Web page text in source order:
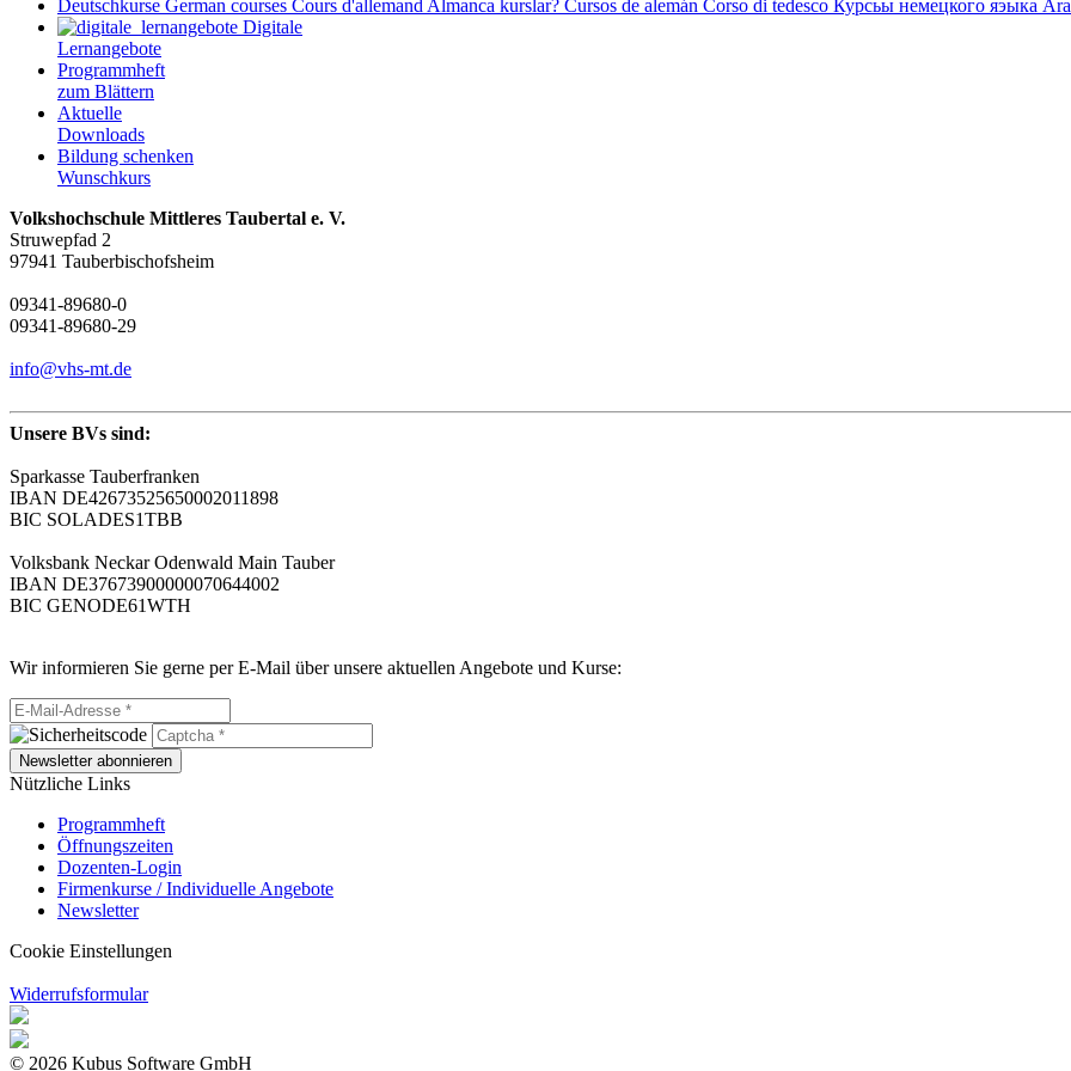
Deutschkurse German courses Cours d'allemand Almanca kurslar? Cursos de alemán Corso di tedesco Курсьы немецкого яэыка
Digitale
Lernangebote
Programmheft
zum Blättern
Aktuelle
Downloads
Bildung schenken
Wunschkurs
Volkshochschule Mittleres Taubertal e. V.
Struwepfad 2
97941 Tauberbischofsheim
09341-89680-0
09341-89680-29
info@vhs-mt.de
Unsere BVs sind:
Sparkasse Tauberfranken
IBAN DE42673525650002011898
BIC SOLADES1TBB
Volksbank Neckar Odenwald Main Tauber
IBAN DE37673900000070644002
BIC GENODE61WTH
Wir informieren Sie gerne per E-Mail über unsere aktuellen Angebote und Kurse:
Newsletter abonnieren
Nützliche Links
Programmheft
Öffnungszeiten
Dozenten-Login
Firmenkurse / Individuelle Angebote
Newsletter
Cookie Einstellungen
Widerrufsformular
© 2026 Kubus Software GmbH